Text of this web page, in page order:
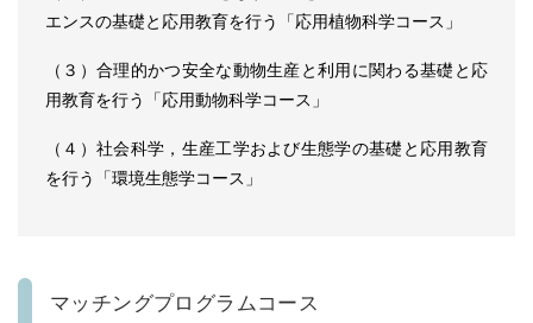
エンスの基礎と応用教育を行う「応用植物科学コース」
（３）合理的かつ安全な動物生産と利用に関わる基礎と応
用教育を行う「応用動物科学コース」
（４）社会科学，生産工学および生態学の基礎と応用教育
を行う「環境生態学コース」
マッチングプログラムコース